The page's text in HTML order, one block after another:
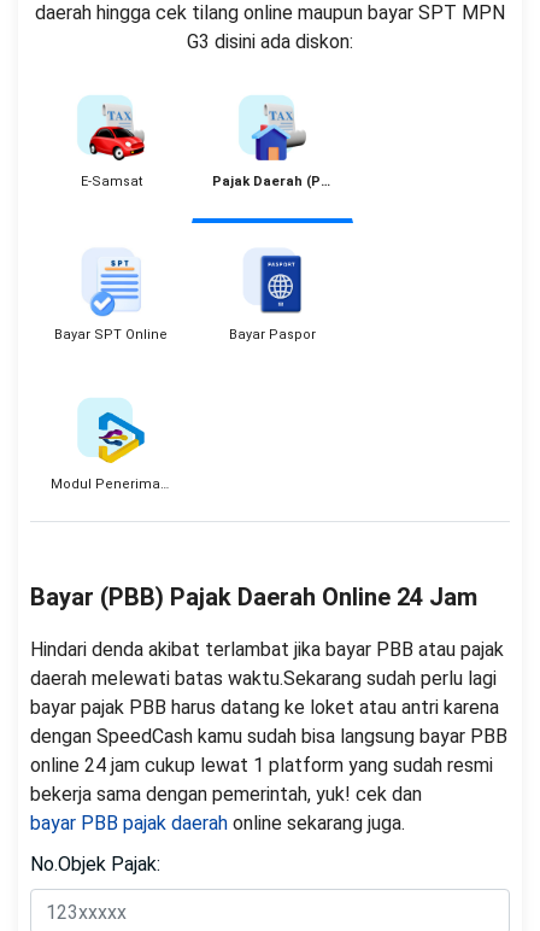
daerah hingga cek tilang online maupun bayar SPT MPN
G3 disini ada diskon:
E-Samsat Pajak Daerah (PBB)
Bayar SPT Online Bayar Paspor
Modul Penerimaan Negara
Bayar (PBB) Pajak Daerah Online 24 Jam
Hindari denda akibat terlambat jika bayar PBB atau pajak
daerah melewati batas waktu.Sekarang sudah perlu lagi
bayar pajak PBB harus datang ke loket atau antri karena
dengan SpeedCash kamu sudah bisa langsung bayar PBB
online 24 jam cukup lewat 1 platform yang sudah resmi
bekerja sama dengan pemerintah, yuk! cek dan
bayar PBB pajak daerah online sekarang juga.
No.Objek Pajak: